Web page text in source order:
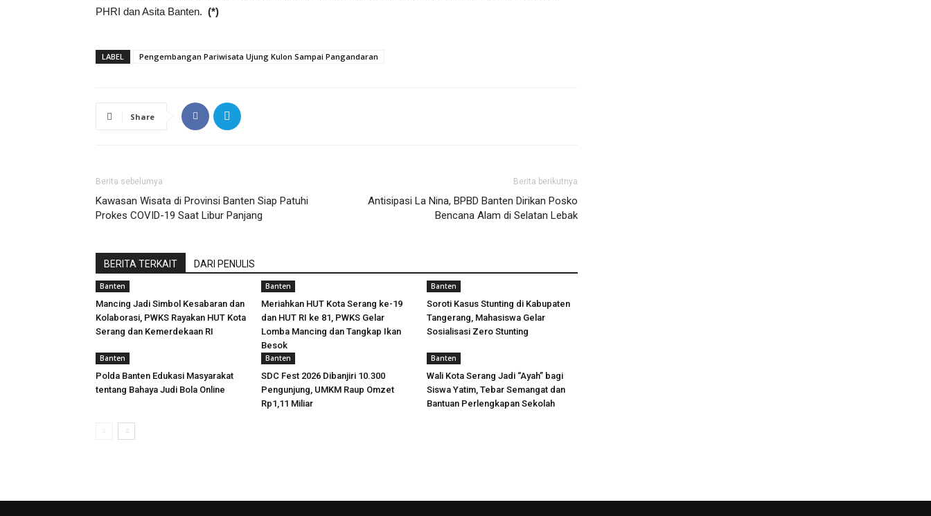
PHRI dan Asita Banten. (*)
LABEL Pengembangan Pariwisata Ujung Kulon Sampai Pangandaran
Share
Berita sebelumya
Kawasan Wisata di Provinsi Banten Siap Patuhi
Prokes COVID-19 Saat Libur Panjang
Berita berikutnya
Antisipasi La Nina, BPBD Banten Dirikan Posko
Bencana Alam di Selatan Lebak
BERITA TERKAIT DARI PENULIS
Banten
Mancing Jadi Simbol Kesabaran dan
Kolaborasi, PWKS Rayakan HUT Kota
Serang dan Kemerdekaan RI
Banten
Meriahkan HUT Kota Serang ke-19
dan HUT RI ke 81, PWKS Gelar
Lomba Mancing dan Tangkap Ikan
Besok
Banten
Soroti Kasus Stunting di Kabupaten
Tangerang, Mahasiswa Gelar
Sosialisasi Zero Stunting
Banten
Polda Banten Edukasi Masyarakat
tentang Bahaya Judi Bola Online
Banten
SDC Fest 2026 Dibanjiri 10.300
Pengunjung, UMKM Raup Omzet
Rp1,11 Miliar
Banten
Wali Kota Serang Jadi “Ayah” bagi
Siswa Yatim, Tebar Semangat dan
Bantuan Perlengkapan Sekolah